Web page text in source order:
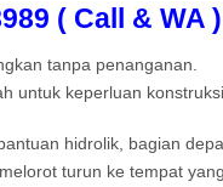
( Call & WA )
tanpa penanganan.
untuk keperluan konstruksi.
hidrolik, bagian
turun ke tempat yang